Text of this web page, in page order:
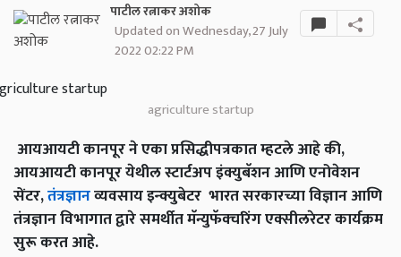
पाटील रत्नाकर अशोक
Updated on Wednesday, 27 July
2022 02:22 PM
agriculture startup
आयआयटी कानपूर ने एका प्रसिद्धीपत्रकात म्हटले आहे की,
आयआयटी कानपूर येथील स्टार्टअप इंक्युबॅशन आणि एनोवेशन
सेंटर,तंत्रज्ञानव्यवसाय इन्क्युबेटर भारत सरकारच्या विज्ञान आणि
तंत्रज्ञान विभागात द्वारे समर्थीत मॅन्युफॅक्चरिंग एक्सीलरेटर कार्यक्रम
सुरू करत आहे.